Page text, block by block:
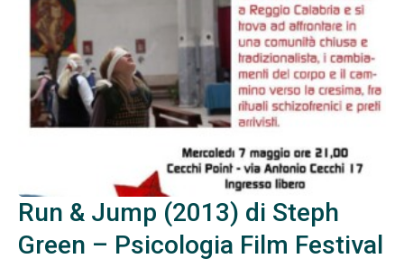
Run & Jump (2013) di Steph
Green – Psicologia Film Festival